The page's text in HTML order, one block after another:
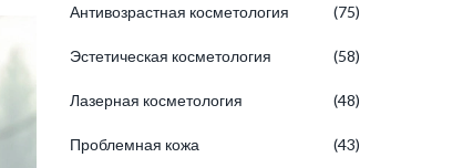
Антивозрастная косметология (75)
Эстетическая косметология (58)
Лазерная косметология (48)
Проблемная кожа (43)